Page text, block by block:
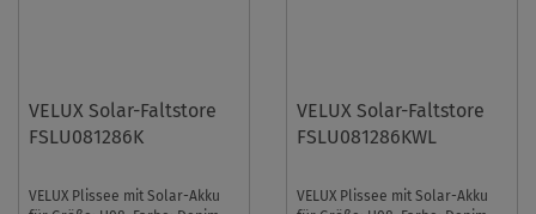
VELUX Solar-Faltstore
FSLU081286K
VELUX Plissee mit Solar-Akku
VELUX Solar-Faltstore
FSLU081286KWL
VELUX Plissee mit Solar-Akku